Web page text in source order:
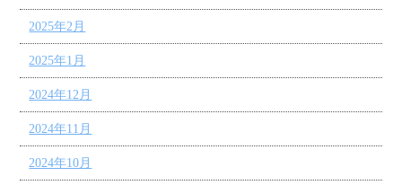
2025年2月
2025年1月
2024年12月
2024年11月
2024年10月